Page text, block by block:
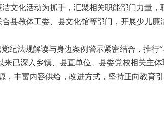
文化活动为抓手，汇聚相关职能部门力量
县教体工委、县文化馆等部门，开展少儿
纪法规解读与身边案例警示紧密结合，推
已深入乡镇、县直单位、县委党校相关主体
，丰富内容供给，改进方式，坚持正向教育